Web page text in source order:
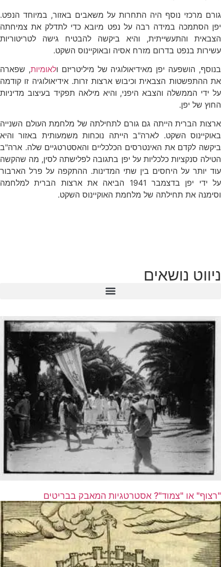
גורם מרכזי נוסף היה התחרות על משאבים באזור, במיוחד הנפט.
יפן הסתמכה במידה רבה על נפט מיובא כדי לתדלק את צמיחתה
הצבאית והתעשייתית, והיא ביקשה להבטיח גישה לטריטוריות
עשירות בנפט בדרום מזרח אסיה ובאוקיינוס השקט.
בנוסף, הושפעה יפן מאידיאולוגיה של מיליטריזם ולאומיות, שפארה
את ההתפשטות הצבאית וכיבוש ארצות זרות. אידיאולוגיה זו קודמה
על ידי הממשלה והצבא היפני, והיא מילאה תפקיד בעיצוב מדיניות
החוץ של יפן.
ארצות הברית הייתה גם גורם לתחילתה של מלחמת העולם השנייה
באוקיינוס השקט. לארה"ב הייתה נוכחות משמעותית באזור והיא
ביקשה לקדם את האינטרסים הכלכליים והאסטרטגיים שלה. ארה"ב
הטילה סנקציות כלכליות על יפן בתגובה לפלישתה לסין, מה שהקשה
עוד יותר על היחסים בין שתי המדינות. ההתקפה על פרל הארבור
על ידי יפן בדצמבר 1941 הביאה את ארצות הברית למלחמה
וסימנה את תחילתה של מלחמת האוקיינוס השקט.
ניווט נושאים
"רצוף" או "צמוד"? אסטרטגיות המאבק בבריטים